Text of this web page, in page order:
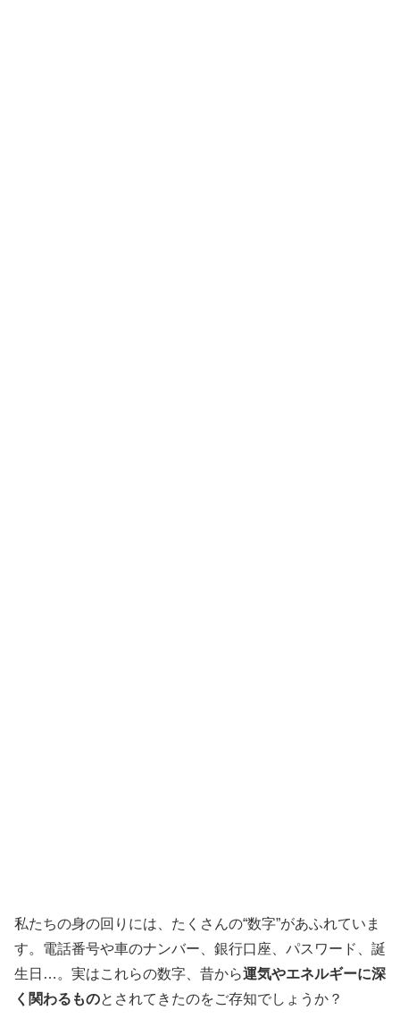
私たちの身の回りには、たくさんの“数字”があふれていま
す。電話番号や車のナンバー、銀行口座、パスワード、誕
生日…。実はこれらの数字、昔から運気やエネルギーに深
く関わるものとされてきたのをご存知でしょうか？